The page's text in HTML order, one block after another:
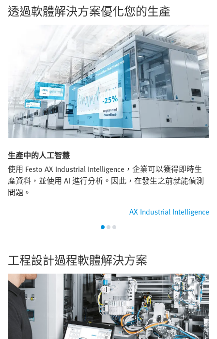
透過軟體解決方案優化您的生產
生產中的人工智慧
使用 Festo AX Industrial Intelligence，企業可以獲得即時生
產資料，並使用 AI 進行分析。因此，在發生之前就能偵測
問題。
AX Industrial Intelligence
工程設計過程軟體解決方案